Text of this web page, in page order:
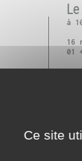
à
16
01
Ce site